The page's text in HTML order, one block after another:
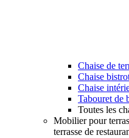
Chaise de
Chaise
Chaise
Tabouret de
Toutes les
Mobilier pour
terrasse de